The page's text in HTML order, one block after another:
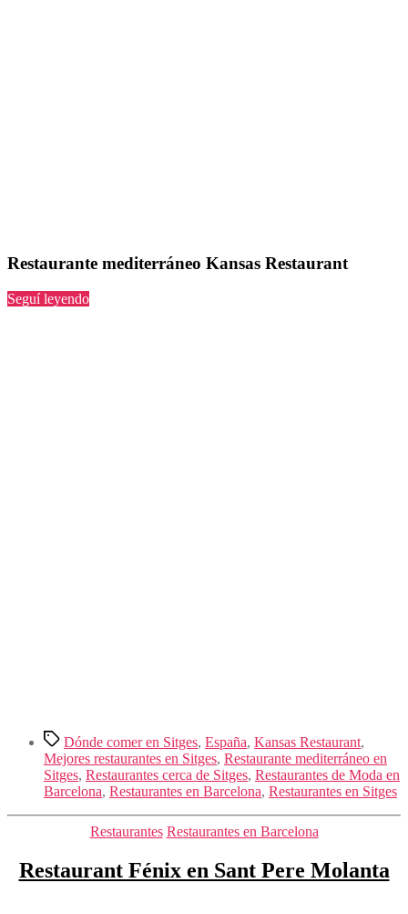
Restaurante mediterráneo Kansas Restaurant
Seguí leyendo“Kansas
Etiquetas
Dónde comer en Sitges, España, Kansas Restaurant,
Mejores restaurantes en Sitges, Restaurante mediterráneo en
Sitges, Restaurantes cerca de Sitges, Restaurantes de Moda en
Barcelona, Restaurantes en Barcelona, Restaurantes en Sitges
Categorías
Restaurantes Restaurantes en Barcelona
Restaurant Fénix en Sant Pere Molanta